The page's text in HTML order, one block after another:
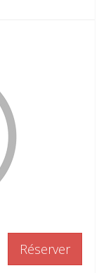
Réserver